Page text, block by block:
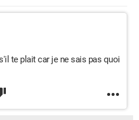
te plait car je ne sais pas quoi